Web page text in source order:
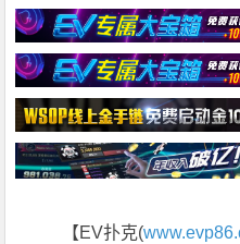
【EV扑克(